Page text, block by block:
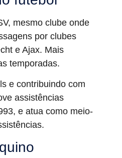
mesmo clube onde
por clubes
e Ajax. Mais
temporadas.
e contribuindo com
assistências
e atua como meio-